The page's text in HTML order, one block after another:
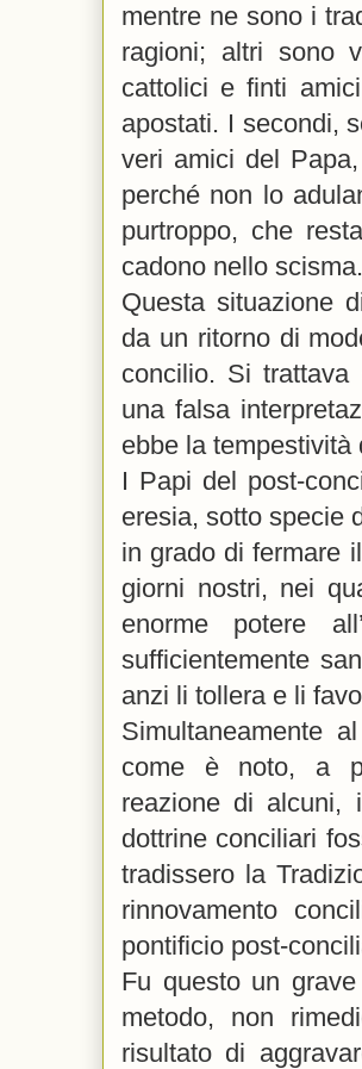
mentre ne sono i
ragioni; altri sono
cattolici e finti
apostati. I secondi,
veri amici del
perché non lo
purtroppo, che
cadono nello scisma.
Questa situazione
da un ritorno di
concilio. Si
una falsa
ebbe la
I Papi del post-
eresia, sotto specie
in grado di fermare
giorni nostri, nei
enorme potere
sufficientemente
anzi li tollera e li
Simultaneamente
come è noto, a
reazione di alcuni,
dottrine conciliari
tradissero la
rinnovamento
pontificio post-
Fu questo un
metodo, non
risultato di